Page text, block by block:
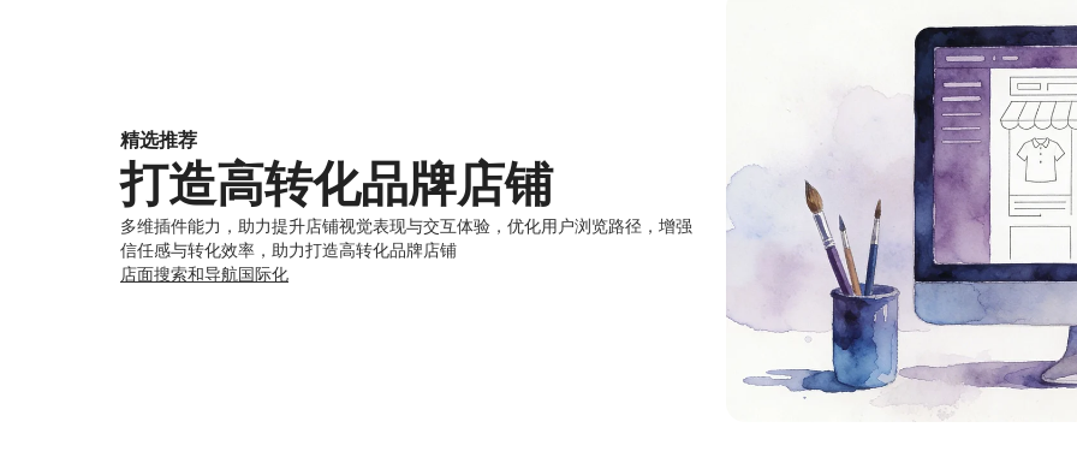
精选推荐
打造高转化品牌店铺
多维插件能力，助力提升店铺视觉表现与交互体验，优化用户浏览路径，增强
信任感与转化效率，助力打造高转化品牌店铺
店面搜索和导航国际化